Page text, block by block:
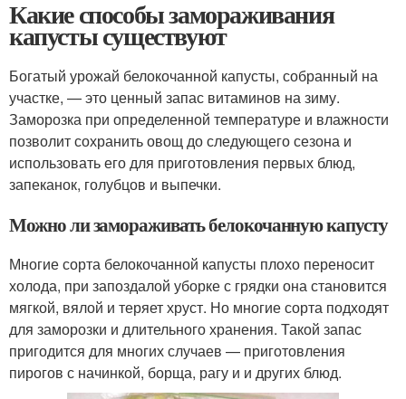
Какие способы замораживания
капусты существуют
Богатый урожай белокочанной капусты, собранный на
участке, — это ценный запас витаминов на зиму.
Заморозка при определенной температуре и влажности
позволит сохранить овощ до следующего сезона и
использовать его для приготовления первых блюд,
запеканок, голубцов и выпечки.
Можно ли замораживать белокочанную капусту
Многие сорта белокочанной капусты плохо переносит
холода, при запоздалой уборке с грядки она становится
мягкой, вялой и теряет хруст. Но многие сорта подходят
для заморозки и длительного хранения. Такой запас
пригодится для многих случаев — приготовления
пирогов с начинкой, борща, рагу и и других блюд.